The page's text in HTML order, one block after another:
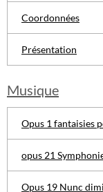
Coordonnées
Présentation
Musique
Opus 1 fantaisies
opus 21
Opus 19 Nunc